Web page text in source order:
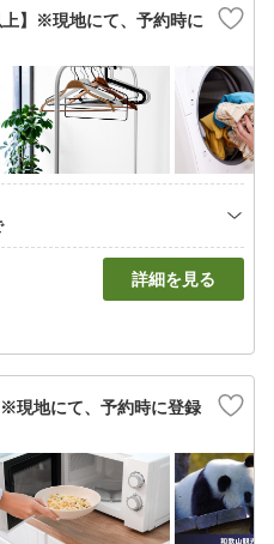
上】※現地にて、予約時に
詳細を見る
現地にて、予約時に登録